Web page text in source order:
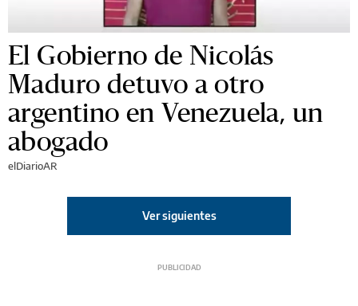
El Gobierno de Nicolás
Maduro detuvo a otro
argentino en Venezuela, un
abogado
elDiarioAR
Ver siguientes